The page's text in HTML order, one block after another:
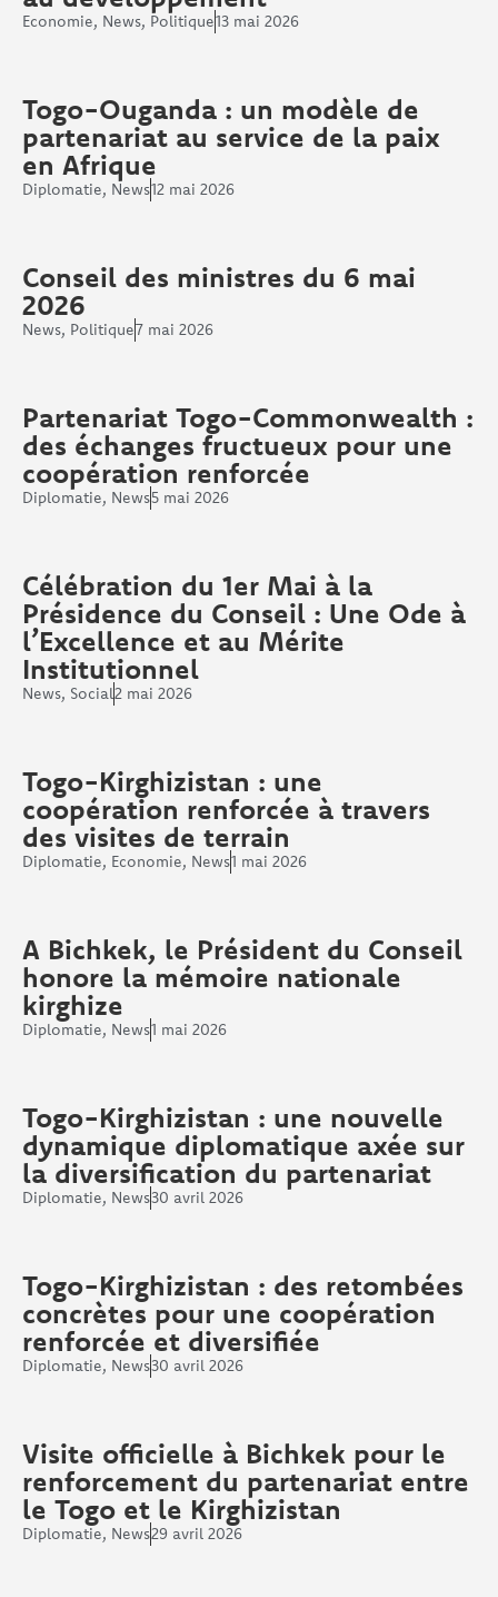
Economie, News, Politique13 mai 2026
Togo-Ouganda : un modèle de
partenariat au service de la paix
en Afrique
Diplomatie, News12 mai 2026
Conseil des ministres du 6 mai
2026
News, Politique7 mai 2026
Partenariat Togo-Commonwealth :
des échanges fructueux pour une
coopération renforcée
Diplomatie, News5 mai 2026
Célébration du 1er Mai à la
Présidence du Conseil : Une Ode à
l’Excellence et au Mérite
Institutionnel
News, Social2 mai 2026
Togo-Kirghizistan : une
coopération renforcée à travers
des visites de terrain
Diplomatie, Economie, News1 mai 2026
A Bichkek, le Président du Conseil
honore la mémoire nationale
kirghize
Diplomatie, News1 mai 2026
Togo-Kirghizistan : une nouvelle
dynamique diplomatique axée sur
la diversification du partenariat
Diplomatie, News30 avril 2026
Togo-Kirghizistan : des retombées
concrètes pour une coopération
renforcée et diversifiée
Diplomatie, News30 avril 2026
Visite officielle à Bichkek pour le
renforcement du partenariat entre
le Togo et le Kirghizistan
Diplomatie, News29 avril 2026